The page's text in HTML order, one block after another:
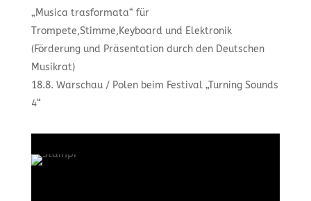
„Musica trasformata“ für
Trompete,Stimme,Keyboard und Elektronik
(Förderung und Präsentation durch den Deutschen
Musikrat)
18.8. Warschau / Polen beim Festival „Turning Sounds
4“